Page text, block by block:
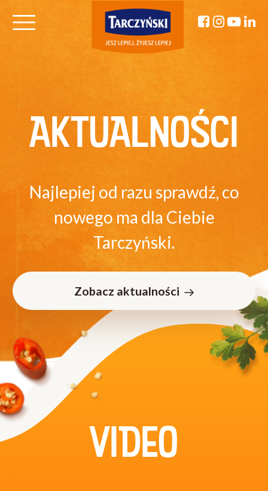
AKTUALNOŚCI
Najlepiej od razu sprawdź, co
nowego ma dla Ciebie
Tarczyński.
Zobacz aktualności
VIDEO